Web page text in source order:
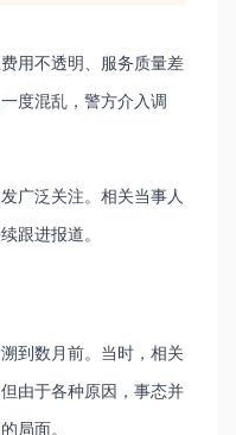
用不透明、服务质量差
度混乱，警方介入调
广泛关注。相关当事人
跟进报道。
到数月前。当时，相关
由于各种原因，事态并
局面。